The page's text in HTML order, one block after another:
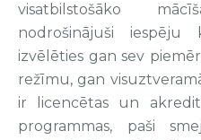
visatbilstošāko
nodrošinājuši
izvēlēties gan sev
režīmu, gan
ir licencētas un
programmas, paši